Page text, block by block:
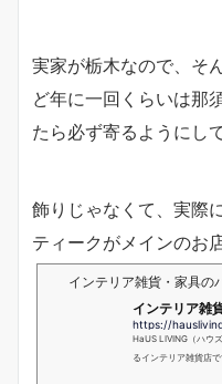
実家が栃木なので、そ
ど年に一回くらいは那
たら必ず寄るようにし
飾りじゃなくて、実際
ティークがメインのお
インテリア雑貨・家具の
インテリア雑
https://
HaUS LIVING（ハウ
るインテリア雑貨店